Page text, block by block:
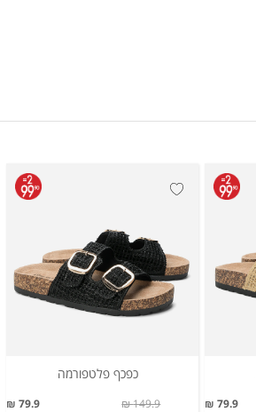
79.9 ₪
כפכף פלטפורמה
79.9 ₪ 149.9 ₪